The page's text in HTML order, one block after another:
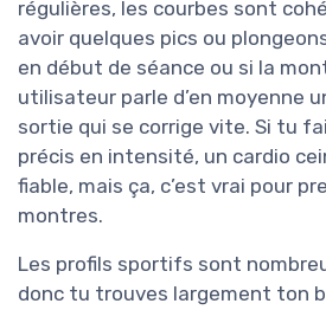
régulières, les courbes sont
avoir quelques pics ou
en début de séance ou si la
utilisateur parle d’en moyenne
sortie qui se corrige vite. Si tu
précis en intensité, un cardio
fiable, mais ça, c’est vrai pour
montres.
Les profils sportifs sont
donc tu trouves largement ton